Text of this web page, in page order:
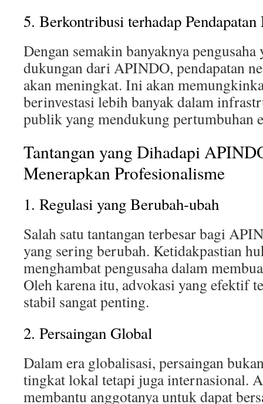
5. Berkontribusi terhadap Pendapatan
Dengan semakin banyaknya
dukungan dari APINDO, pendapatan
akan meningkat. Ini akan
berinvestasi lebih banyak dalam
publik yang mendukung pertumbuhan
Tantangan yang Dihadapi
Menerapkan Profesionalisme
1. Regulasi yang Berubah-ubah
Salah satu tantangan terbesar bagi
yang sering berubah. Ketidakpastian
menghambat pengusaha dalam
Oleh karena itu, advokasi yang efektif
stabil sangat penting.
2. Persaingan Global
Dalam era globalisasi, persaingan
tingkat lokal tetapi juga internasional.
membantu anggotanya untuk dapat